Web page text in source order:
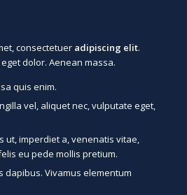
consectetuer adipiscing elit.
dolor. Aenean massa.
quis enim.
vel, aliquet nec, vulputate eget,
ut, imperdiet a, venenatis vitae,
eu pede mollis pretium.
dapibus. Vivamus elementum